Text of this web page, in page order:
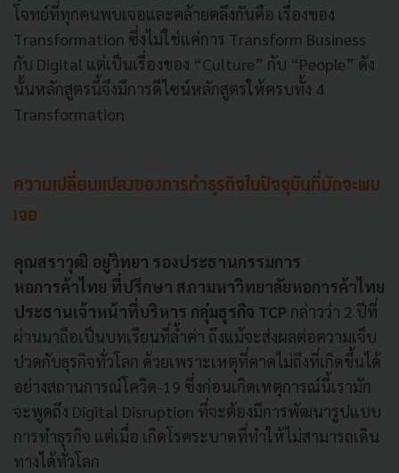
โจทย์ที่ทุกคนพบเจอและคล้ายคลึงกันคือ เรื่องของ
Transformation ซึ่งไม่ใช่แค่การ Transform Business
กับ Digital แต่เป็นเรื่องของ “Culture” กับ “People” ดัง
นั้นหลักสูตรนี้จึงมีการดีไซน์หลักสูตรให้ครบทั้ง 4
Transformation
ความเปลี่ยนแปลงของการทำธุรกิจในปัจจุบันที่มักจะพบ
เจอ
คุณสราวุฒิ อยู่วิทยา รองประธานกรรมการ
หอการค้าไทย ที่ปรึกษา สภามหาวิทยาลัยหอการค้าไทย
ประธานเจ้าหน้าที่บริหาร กลุ่มธุรกิจ TCP กล่าวว่า 2 ปีที่
ผ่านมาถือเป็นบทเรียนที่ล้ำค่า ถึงแม้จะส่งผลต่อความเจ็บ
ปวดกับธุรกิจทั่วโลก ด้วยเพราะเหตุที่คาดไม่ถึงที่เกิดขึ้นได้
อย่างสถานการณ์โควิด-19 ซึ่งก่อนเกิดเหตุการณ์นี้เรามัก
จะพูดถึง Digital Disruption ที่จะต้องมีการพัฒนารูปแบบ
การทำธุรกิจ แต่เมื่อ เกิดโรคระบาดที่ทำให้ไม่สามารถเดิน
ทางได้ทั่วโลก